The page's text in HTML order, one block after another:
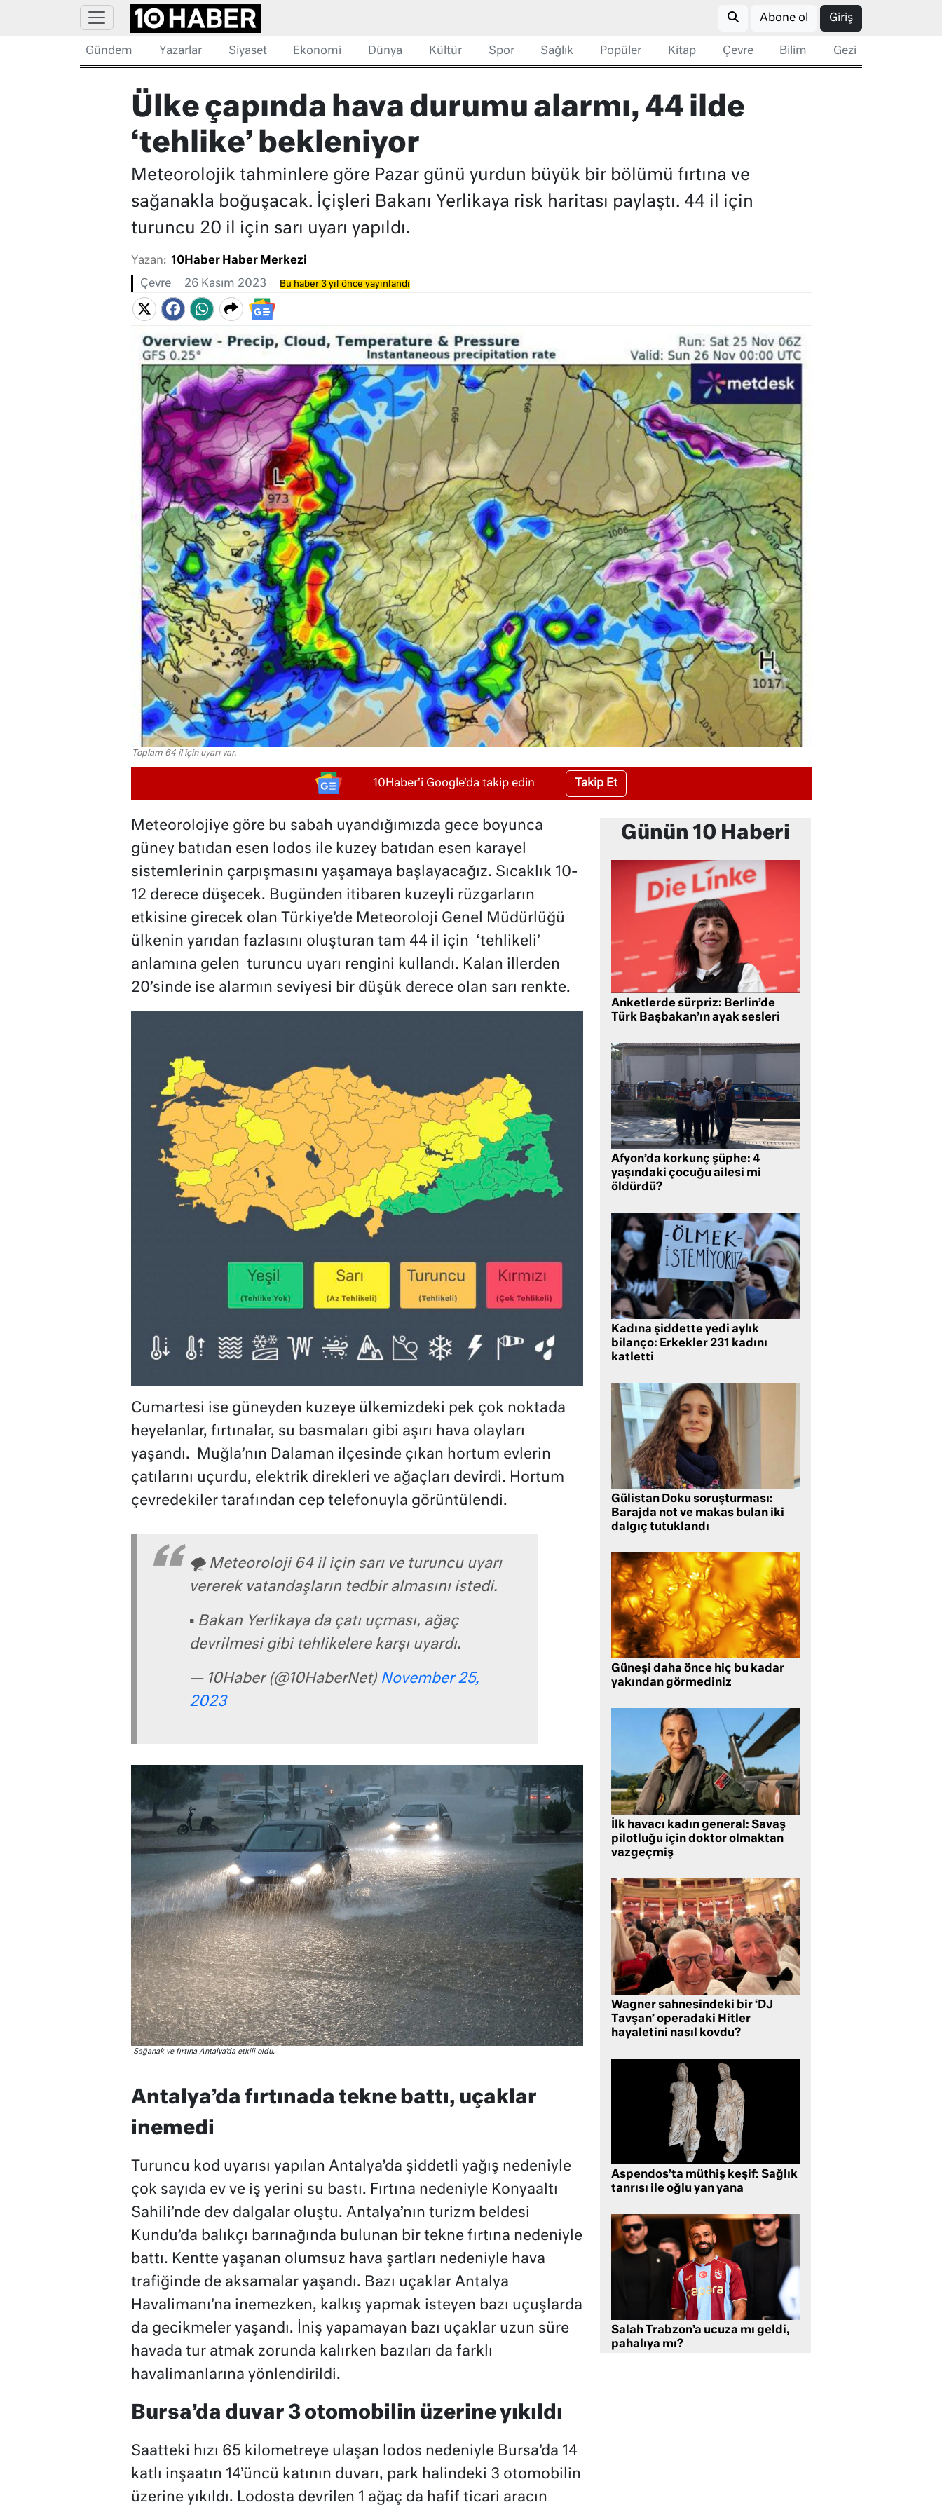
Abone ol Giriş
Gündem Yazarlar Siyaset Ekonomi Dünya Kültür Spor Sağlık Popüler Kitap Çevre Bilim Gezi
Ülke çapında hava durumu alarmı, 44 ilde
‘tehlike’ bekleniyor
Meteorolojik tahminlere göre Pazar günü yurdun büyük bir bölümü fırtına ve
sağanakla boğuşacak. İçişleri Bakanı Yerlikaya risk haritası paylaştı. 44 il için
turuncu 20 il için sarı uyarı yapıldı.
Yazan: 10Haber Haber Merkezi
Çevre 26 Kasım 2023 Bu haber 3 yıl önce yayınlandı
Toplam 64 il için uyarı var.
10Haber'i Google'da takip edin Takip Et
Meteorolojiye göre bu sabah uyandığımızda gece boyunca
güney batıdan esen lodos ile kuzey batıdan esen karayel
sistemlerinin çarpışmasını yaşamaya başlayacağız. Sıcaklık 10-
12 derece düşecek. Bugünden itibaren kuzeyli rüzgarların
etkisine girecek olan Türkiye’de Meteoroloji Genel Müdürlüğü
ülkenin yarıdan fazlasını oluşturan tam 44 il için ‘tehlikeli’
anlamına gelen turuncu uyarı rengini kullandı. Kalan illerden
20’sinde ise alarmın seviyesi bir düşük derece olan sarı renkte.
Cumartesi ise güneyden kuzeye ülkemizdeki pek çok noktada
heyelanlar, fırtınalar, su basmaları gibi aşırı hava olayları
yaşandı. Muğla’nın Dalaman ilçesinde çıkan hortum evlerin
çatılarını uçurdu, elektrik direkleri ve ağaçları devirdi. Hortum
çevredekiler tarafından cep telefonuyla görüntülendi.
🌪️ Meteoroloji 64 il için sarı ve turuncu uyarı
vererek vatandaşların tedbir almasını istedi.
▪ Bakan Yerlikaya da çatı uçması, ağaç
devrilmesi gibi tehlikelere karşı uyardı.
— 10Haber (@10HaberNet) November 25,
2023
Sağanak ve fırtına Antalya’da etkili oldu.
Antalya’da fırtınada tekne battı, uçaklar
inemedi
Turuncu kod uyarısı yapılan Antalya’da şiddetli yağış nedeniyle
çok sayıda ev ve iş yerini su bastı. Fırtına nedeniyle Konyaaltı
Sahili’nde dev dalgalar oluştu. Antalya’nın turizm beldesi
Kundu’da balıkçı barınağında bulunan bir tekne fırtına nedeniyle
battı. Kentte yaşanan olumsuz hava şartları nedeniyle hava
trafiğinde de aksamalar yaşandı. Bazı uçaklar Antalya
Havalimanı’na inemezken, kalkış yapmak isteyen bazı uçuşlarda
da gecikmeler yaşandı. İniş yapamayan bazı uçaklar uzun süre
havada tur atmak zorunda kalırken bazıları da farklı
havalimanlarına yönlendirildi.
Bursa’da duvar 3 otomobilin üzerine yıkıldı
Saatteki hızı 65 kilometreye ulaşan lodos nedeniyle Bursa’da 14
katlı inşaatın 14’üncü katının duvarı, park halindeki 3 otomobilin
üzerine yıkıldı. Lodosta devrilen 1 ağaç da hafif ticari aracın
Günün 10 Haberi
Anketlerde sürpriz: Berlin’de
Türk Başbakan’ın ayak sesleri
Afyon’da korkunç şüphe: 4
yaşındaki çocuğu ailesi mi
öldürdü?
Kadına şiddette yedi aylık
bilanço: Erkekler 231 kadını
katletti
Gülistan Doku soruşturması:
Barajda not ve makas bulan iki
dalgıç tutuklandı
Güneşi daha önce hiç bu kadar
yakından görmediniz
İlk havacı kadın general: Savaş
pilotluğu için doktor olmaktan
vazgeçmiş
Wagner sahnesindeki bir ‘DJ
Tavşan’ operadaki Hitler
hayaletini nasıl kovdu?
Aspendos’ta müthiş keşif: Sağlık
tanrısı ile oğlu yan yana
Salah Trabzon’a ucuza mı geldi,
pahalıya mı?